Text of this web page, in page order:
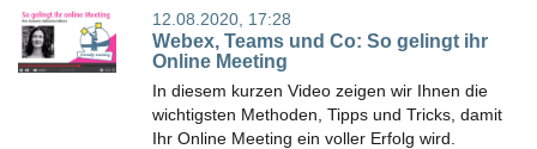
12.08.2020, 17:28
Webex, Teams und Co: So gelingt ihr
Online Meeting
In diesem kurzen Video zeigen wir Ihnen die
wichtigsten Methoden, Tipps und Tricks, damit
Ihr Online Meeting ein voller Erfolg wird.